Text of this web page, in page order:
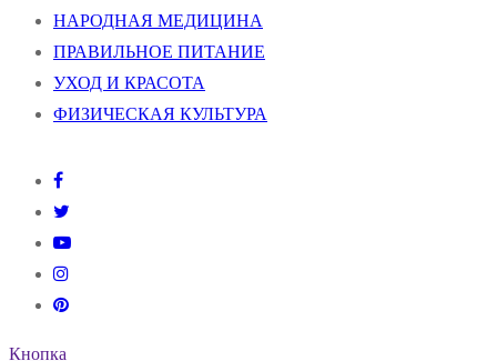
НАРОДНАЯ МЕДИЦИНА
ПРАВИЛЬНОЕ ПИТАНИЕ
УХОД И КРАСОТА
ФИЗИЧЕСКАЯ КУЛЬТУРА
Кнопка